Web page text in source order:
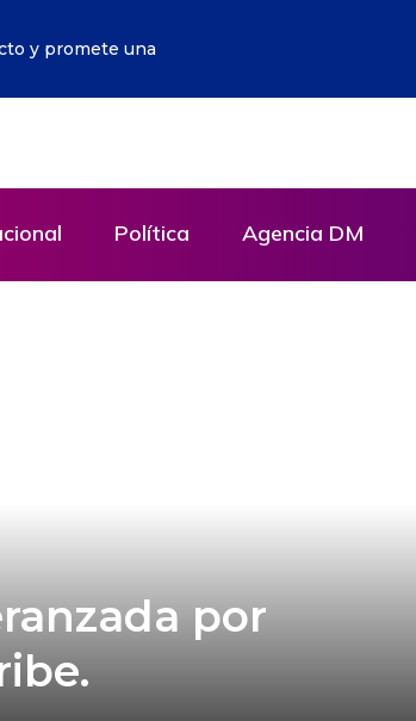
a la Virgen de Chiquinquirá
Política Agencia DM
por